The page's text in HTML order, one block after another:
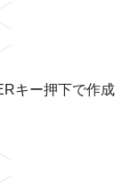
キー押下で作成